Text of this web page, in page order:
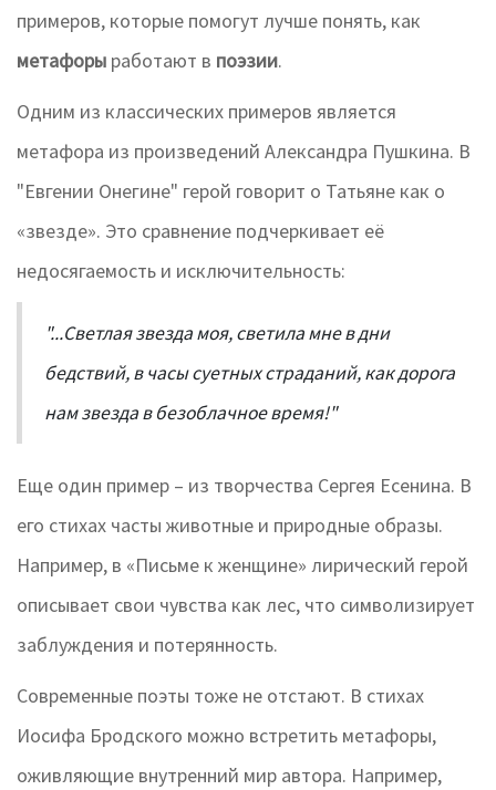
примеров, которые помогут лучше понять, как
метафоры работают в поэзии.
Одним из классических примеров является
метафора из произведений Александра Пушкина. В
"Евгении Онегине" герой говорит о Татьяне как о
«звезде». Это сравнение подчеркивает её
недосягаемость и исключительность:
"...Светлая звезда моя, светила мне в дни
бедствий, в часы суетных страданий, как дорога
нам звезда в безоблачное время!"
Еще один пример – из творчества Сергея Есенина. В
его стихах часты животные и природные образы.
Например, в «Письме к женщине» лирический герой
описывает свои чувства как лес, что символизирует
заблуждения и потерянность.
Современные поэты тоже не отстают. В стихах
Иосифа Бродского можно встретить метафоры,
оживляющие внутренний мир автора. Например,